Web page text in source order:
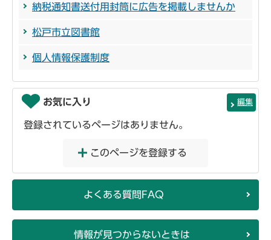
納税通知書送付用封筒に広告を掲載しませんか
松戸市立図書館
個人情報保護制度
お気に入り 編集
登録されているページはありません。
このページを登録する
よくある質問FAQ
情報が見つからないときは